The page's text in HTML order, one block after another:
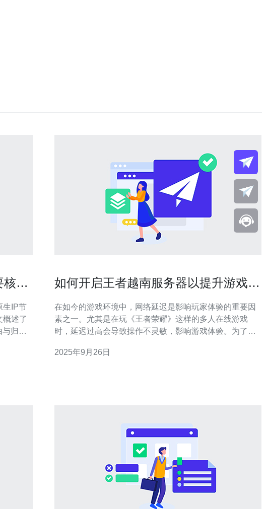
查
生IP节
概述了
归属
如何开启王者越南服务器以提升游戏体
在如今的游戏环境中，网络延迟是影响玩家体验的重要因
素之一。尤其是在玩《王者荣耀》这样的多人在线游戏
时，延迟过高会导致操作不灵敏，影响游戏体验。为了改
服务器。本文将为您详细介绍相关方法，以及如何选择合
2025年9月26日